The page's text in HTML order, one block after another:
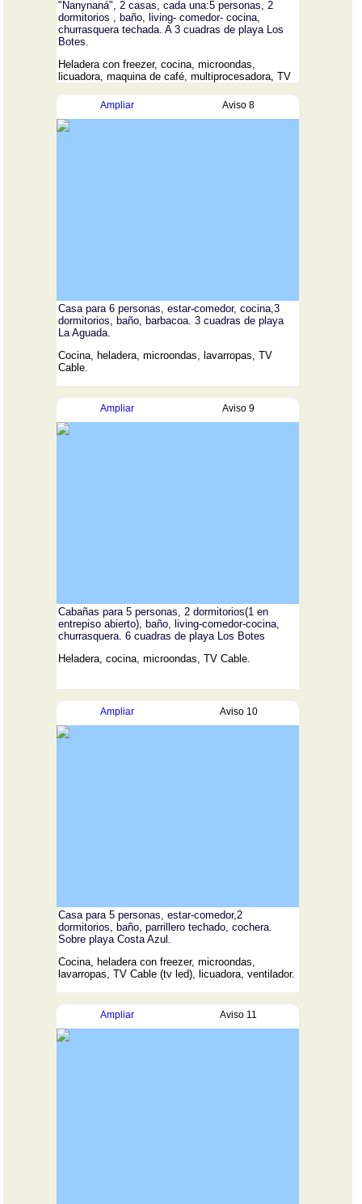
"Nanynaná", 2 casas, cada una:5 personas, 2
dormitorios , baño, living- comedor- cocina,
churrasquera techada. A 3 cuadras de playa Los
Botes.
Heladera con freezer, cocina, microondas,
licuadora, maquina de café, multiprocesadora, TV
Ampliar Aviso 8
Casa para 6 personas, estar-comedor, cocina,3
dormitorios, baño, barbacoa. 3 cuadras de playa
La Aguada.
Cocina, heladera, microondas, lavarropas, TV
Cable.
Ampliar Aviso 9
Cabañas para 5 personas, 2 dormitorios(1 en
entrepiso abierto), baño, living-comedor-cocina,
churrasquera. 6 cuadras de playa Los Botes
Heladera, cocina, microondas, TV Cable.
Ampliar Aviso 10
Casa para 5 personas, estar-comedor,2
dormitorios, baño, parrillero techado, cochera.
Sobre playa Costa Azul.
Cocina, heladera con freezer, microondas,
lavarropas, TV Cable (tv led), licuadora, ventilador.
Ampliar Aviso 11